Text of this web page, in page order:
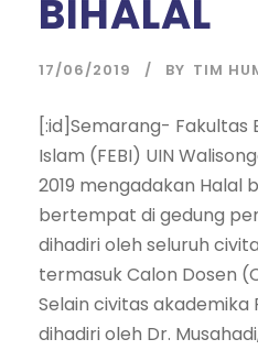
BIHALAL
17/06/2019 BY TIM
[:id]Semarang- Fakultas
Islam (FEBI) UIN
2019 mengadakan Halal
bertempat di gedung
dihadiri oleh seluruh
termasuk Calon Dosen
Selain civitas akademika
dihadiri oleh Dr.